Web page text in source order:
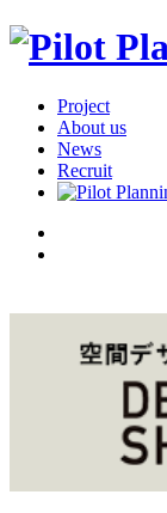
Project
About us
News
Recruit